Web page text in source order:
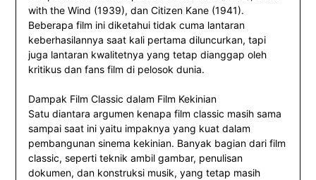
with the Wind (1939), dan Citizen Kane (1941).
Beberapa film ini diketahui tidak cuma lantaran
keberhasilannya saat kali pertama diluncurkan, tapi
juga lantaran kwalitetnya yang tetap dianggap oleh
kritikus dan fans film di pelosok dunia.
Dampak Film Classic dalam Film Kekinian
Satu diantara argumen kenapa film classic masih sama
sampai saat ini yaitu impaknya yang kuat dalam
pembangunan sinema kekinian. Banyak bagian dari film
classic, seperti teknik ambil gambar, penulisan
dokumen, dan konstruksi musik, yang tetap masih